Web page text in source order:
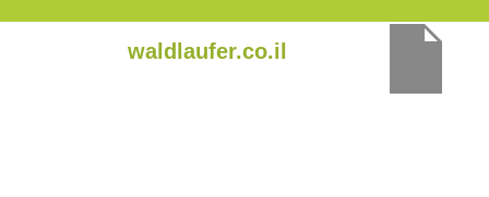
דילוג
waldlaufer.co.il